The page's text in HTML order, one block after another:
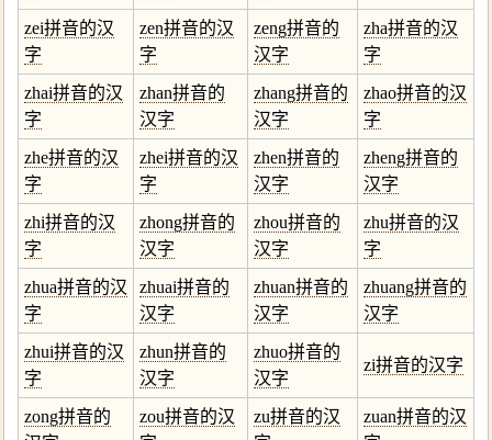
zei拼音的汉
字
zen拼音的汉
字
zeng拼音的
汉字
zha拼音的汉
字
zhai拼音的汉
字
zhan拼音的
汉字
zhang拼音的
汉字
zhao拼音的汉
字
zhe拼音的汉
字
zhei拼音的汉
字
zhen拼音的
汉字
zheng拼音的
汉字
zhi拼音的汉
字
zhong拼音的
汉字
zhou拼音的
汉字
zhu拼音的汉
字
zhua拼音的汉
字
zhuai拼音的
汉字
zhuan拼音的
汉字
zhuang拼音的
汉字
zhui拼音的汉
字
zhun拼音的
汉字
zhuo拼音的
汉字
zi拼音的汉字
zong拼音的
zou拼音的汉
zu拼音的汉
zuan拼音的汉